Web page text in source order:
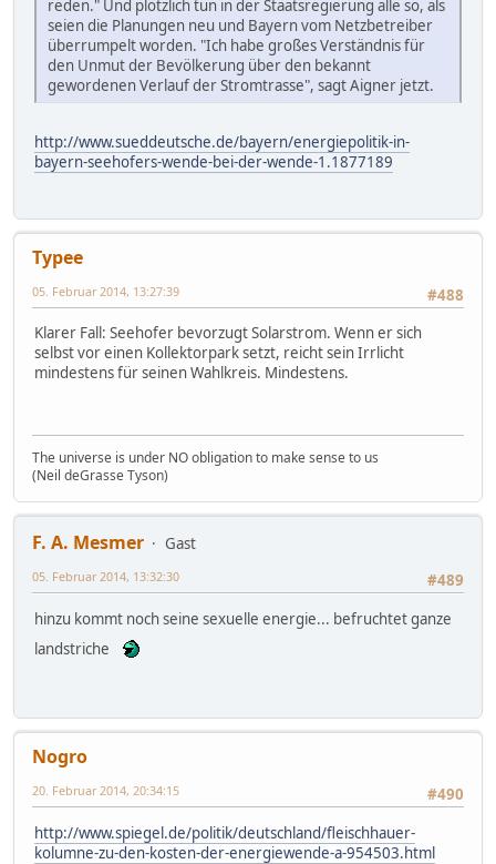
reden." Und plötzlich tun in der Staatsregierung alle so, als
seien die Planungen neu und Bayern vom Netzbetreiber
überrumpelt worden. "Ich habe großes Verständnis für
den Unmut der Bevölkerung über den bekannt
gewordenen Verlauf der Stromtrasse", sagt Aigner jetzt.
http://www.sueddeutsche.de/bayern/energiepolitik-in-
bayern-seehofers-wende-bei-der-wende-1.1877189
Typee
#488
05. Februar 2014, 13:27:39
Klarer Fall: Seehofer bevorzugt Solarstrom. Wenn er sich
selbst vor einen Kollektorpark setzt, reicht sein Irrlicht
mindestens für seinen Wahlkreis. Mindestens.
The universe is under NO obligation to make sense to us
(Neil deGrasse Tyson)
F. A. Mesmer
Gast
#489
05. Februar 2014, 13:32:30
hinzu kommt noch seine sexuelle energie... befruchtet ganze
landstriche
Nogro
#490
20. Februar 2014, 20:34:15
http://www.spiegel.de/politik/deutschland/fleischhauer-
kolumne-zu-den-kosten-der-energiewende-a-954503.html